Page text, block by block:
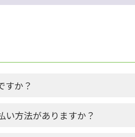
すか？
い方法がありますか？